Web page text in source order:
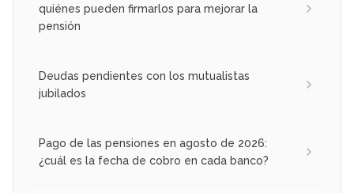
quiénes pueden firmarlos para mejorar la
pensión
Deudas pendientes con los mutualistas
jubilados
Pago de las pensiones en agosto de 2026:
¿cuál es la fecha de cobro en cada banco?